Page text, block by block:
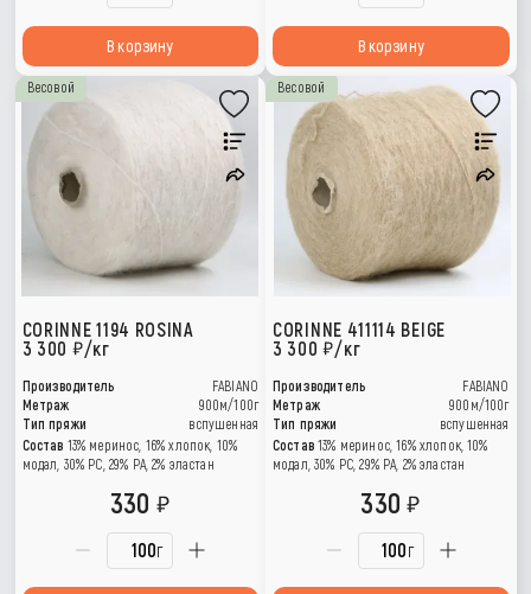
В корзину В корзину
Весовой
CORINNE 1194 ROSINA
3 300
/кг
Производитель
FABIANO
Метраж
900м/100г
Тип пряжи
вспушенная
Состав 13% меринос, 16% хлопок, 10%
модал, 30% РС, 29% РА, 2% эластан
г
330
Весовой
CORINNE 411114 BEIGE
3 300 /кг
Производитель
FABIANO
Метраж
900м/100г
Тип пряжи
вспушенная
Состав 13% меринос, 16% хлопок, 10%
модал, 30% РС, 29% РА, 2% эластан
г
330